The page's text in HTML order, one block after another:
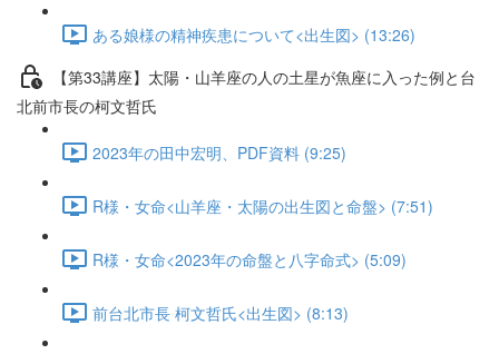
ある娘様の精神疾患について<出生図> (13:26)
【第33講座】太陽・山羊座の人の土星が魚座に入った例と台
北前市長の柯文哲氏
2023年の田中宏明、PDF資料 (9:25)
R様・女命<山羊座・太陽の出生図と命盤> (7:51)
R様・女命<2023年の命盤と八字命式> (5:09)
前台北市長 柯文哲氏<出生図> (8:13)